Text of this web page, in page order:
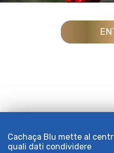
Cachaça Blu mette al
quali dati condividere